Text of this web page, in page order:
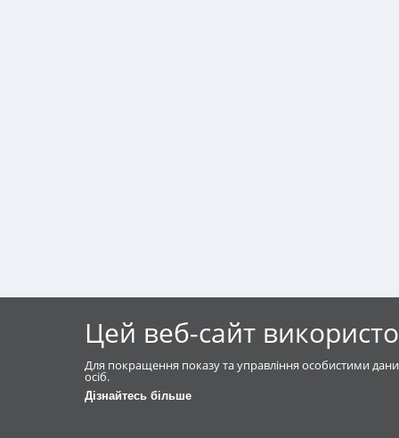
Цей веб-сайт
Для покращення показу та управління особистими
осіб.
Дізнайтесь більше